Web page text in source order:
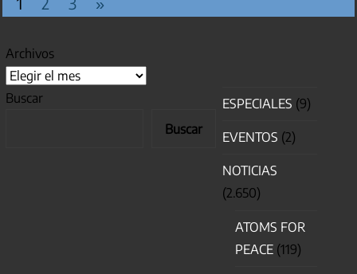
Archivos
Buscar
Buscar
ESPECIALES (9)
EVENTOS (2)
NOTICIAS
(2.650)
ATOMS FOR
PEACE (119)